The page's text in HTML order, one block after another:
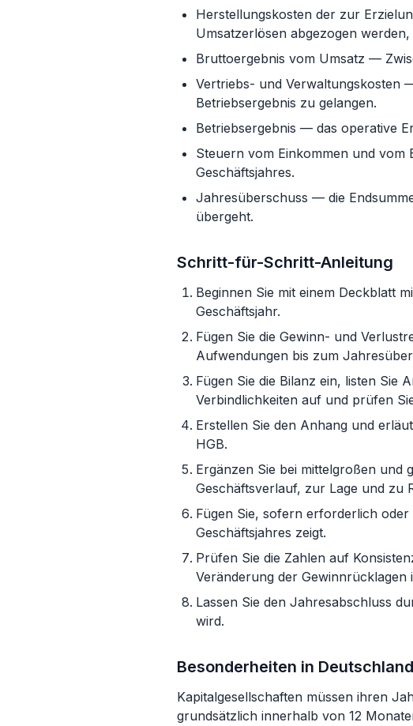
Herstellungskosten der zur
Umsatzerlösen abgezogen
Bruttoergebnis vom Umsatz —
Vertriebs- und Verwaltungskosten
Betriebsergebnis zu gelangen.
Betriebsergebnis — das operative
Steuern vom Einkommen und vom
Geschäftsjahres.
Jahresüberschuss — die
übergeht.
Schritt-für-Schritt-Anleitung
Beginnen Sie mit einem Deckblatt
Geschäftsjahr.
Fügen Sie die Gewinn- und
Aufwendungen bis zum
Fügen Sie die Bilanz ein, listen Sie
Verbindlichkeiten auf und prüfen
Erstellen Sie den Anhang und
HGB.
Ergänzen Sie bei mittelgroßen und
Geschäftsverlauf, zur Lage und zu
Fügen Sie, sofern erforderlich
Geschäftsjahres zeigt.
Prüfen Sie die Zahlen auf
Veränderung der Gewinnrücklagen
Lassen Sie den Jahresabschluss
wird.
Besonderheiten in Deutschland
Kapitalgesellschaften müssen ihren
grundsätzlich innerhalb von 12